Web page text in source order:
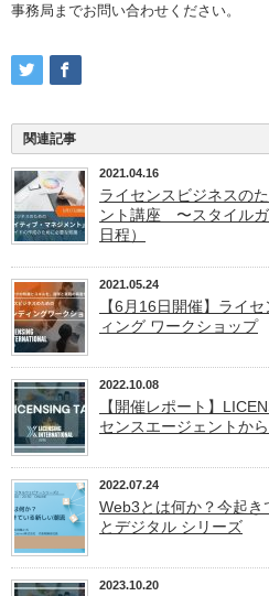
事務局までお問い合わせください。
関連記事
2021.04.16
ライセンスビジネスの
ント講座 〜スタイル
日程）
2021.05.24
【6月16日開催】ライ
ィング ワークショップ
2022.10.08
【開催レポート】
センスエージェントか
2022.07.24
Web3とは何か？今起き
とデジタル シリーズ
2023.10.20